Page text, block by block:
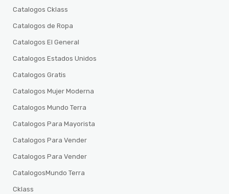
Catalogos Cklass
Catalogos de Ropa
Catalogos El General
Catalogos Estados Unidos
Catalogos Gratis
Catalogos Mujer Moderna
Catalogos Mundo Terra
Catalogos Para Mayorista
Catalogos Para Vender
Catalogos Para Vender
CatalogosMundo Terra
Cklass